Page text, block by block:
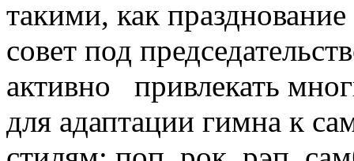
такими, как
совет под
активно привлекать
для адаптации гимна к